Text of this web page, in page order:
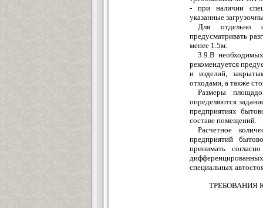
- при наличии
указанные
Для отдельно
предусматривать
менее 1.5м.
3.9.В
рекомендуется
и изделий,
отходами, а также
Размеры
определяются
предприятиях
составе помещений.
Расчетное
предприятий
принимать
специальных
ТРЕБОВАНИЯ